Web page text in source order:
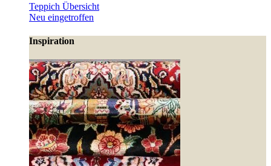
Teppich Übersicht
Neu eingetroffen
Inspiration